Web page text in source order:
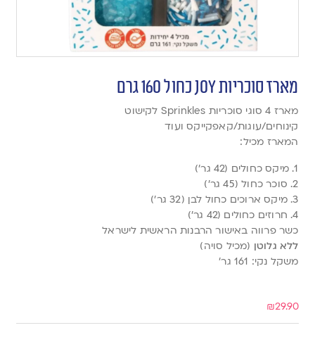
מארז סוכריות JOY כחול 160 גרם
מארז 4 סוגי סוכריות Sprinkles לקישוט
קינוחים/עוגות/קאפקייקס ועוד
המארז מכיל:
1. מיקס כחולים (42 גר’)
2. סוכר כחול (45 גר’)
3. מיקס ארוכים כחול לבן (32 גר’)
4. חרוזים כחולים (42 גר’)
כשר פרווה באישור הרבנות הראשית לישראל
ללא גלוטן (מכיל סויה)
משקל נקי: 161 גר’
₪29.90